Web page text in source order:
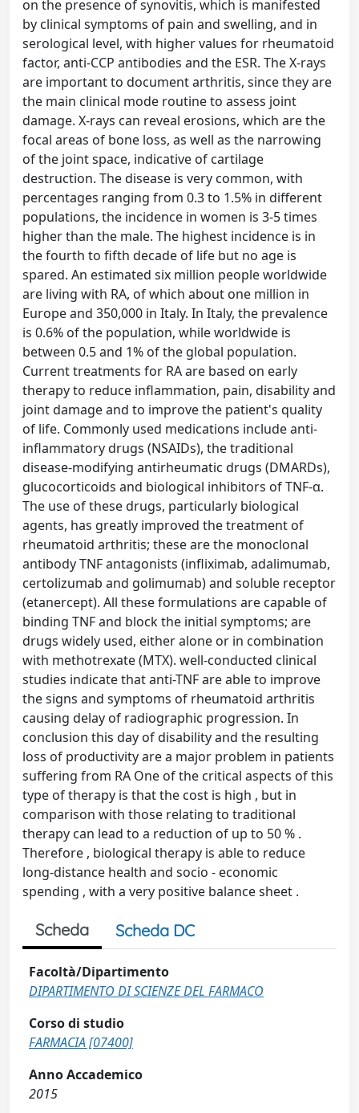
on the presence of synovitis, which is manifested
by clinical symptoms of pain and swelling, and in
serological level, with higher values ​​for rheumatoid
factor, anti-CCP antibodies and the ESR. The X-rays
are important to document arthritis, since they are
the main clinical mode routine to assess joint
damage. X-rays can reveal erosions, which are the
focal areas of bone loss, as well as the narrowing
of the joint space, indicative of cartilage
destruction. The disease is very common, with
percentages ranging from 0.3 to 1.5% in different
populations, the incidence in women is 3-5 times
higher than the male. The highest incidence is in
the fourth to fifth decade of life but no age is
spared. An estimated six million people worldwide
are living with RA, of which about one million in
Europe and 350,000 in Italy. In Italy, the prevalence
is 0.6% of the population, while worldwide is
between 0.5 and 1% of the global population.
Current treatments for RA are based on early
therapy to reduce inflammation, pain, disability and
joint damage and to improve the patient's quality
of life. Commonly used medications include anti-
inflammatory drugs (NSAIDs), the traditional
disease-modifying antirheumatic drugs (DMARDs),
glucocorticoids and biological inhibitors of TNF-α.
The use of these drugs, particularly biological
agents, has greatly improved the treatment of
rheumatoid arthritis; these are the monoclonal
antibody TNF antagonists (infliximab, adalimumab,
certolizumab and golimumab) and soluble receptor
(etanercept). All these formulations are capable of
binding TNF and block the initial symptoms; are
drugs widely used, either alone or in combination
with methotrexate (MTX). well-conducted clinical
studies indicate that anti-TNF are able to improve
the signs and symptoms of rheumatoid arthritis
causing delay of radiographic progression. In
conclusion this day of disability and the resulting
loss of productivity are a major problem in patients
suffering from RA One of the critical aspects of this
type of therapy is that the cost is high , but in
comparison with those relating to traditional
therapy can lead to a reduction of up to 50 % .
Therefore , biological therapy is able to reduce
long-distance health and socio - economic
spending , with a very positive balance sheet .
Scheda Scheda DC
Facoltà/Dipartimento
DIPARTIMENTO DI SCIENZE DEL FARMACO
Corso di studio
FARMACIA [07400]
Anno Accademico
2015